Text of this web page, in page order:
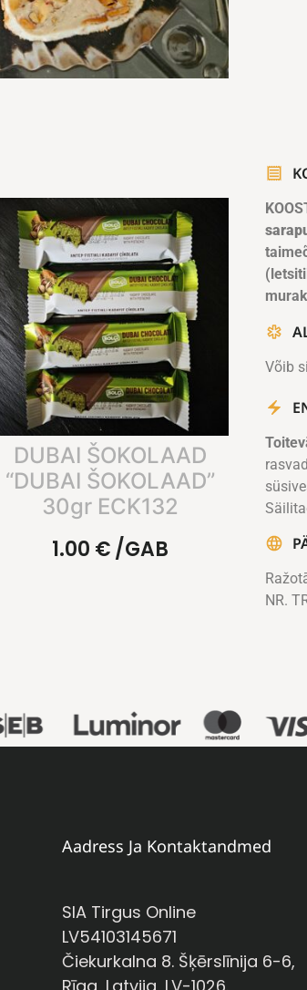
DUBAI ŠOKOLAAD
“DUBAI ŠOKOLAAD”
30gr ECK132
1.00 €/GAB
Võib
NR.
Aadress Ja Kontaktandmed
SIA Tirgus Online
LV54103145671
Čiekurkalna 8. Šķērslīnija 6-6,